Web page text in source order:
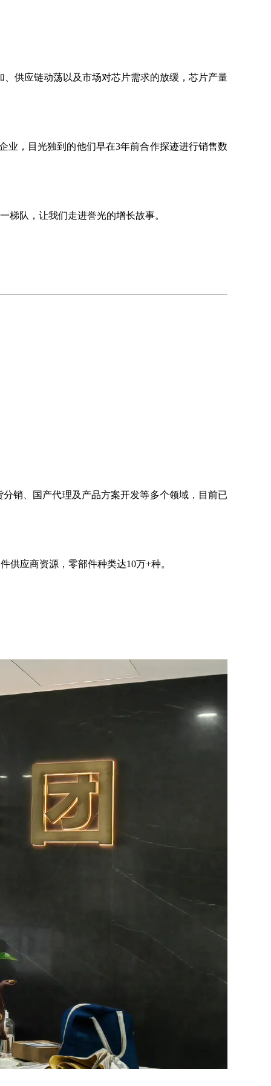
供应链动荡以及市场对芯片需求的放缓，芯片产量
业，目光独到的他们早在3年前合作探迹进行销售数
梯队，让我们走进誉光的增长故事。
销、国产代理及产品方案开发等多个领域，目前已
供应商资源，零部件种类达10万+种。